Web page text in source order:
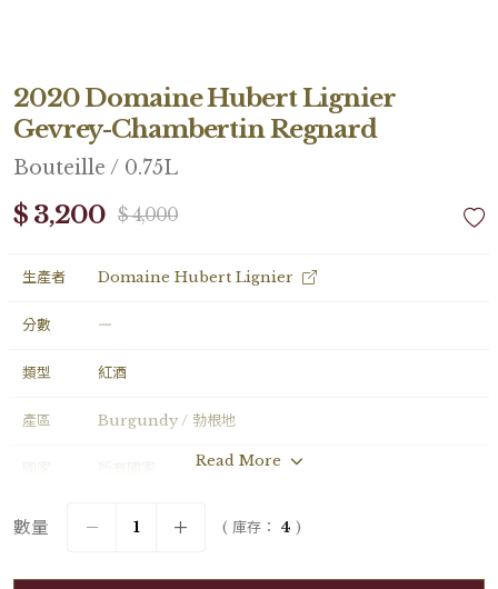
2020 Domaine Hubert Lignier
Gevrey-Chambertin Regnard
Bouteille / 0.75L
$ 3,200 $ 4,000
生產者 Domaine Hubert Lignier
分數 ―
類型 紅酒
產區 Burgundy / 勃根地
國家 所有國家
年份
Read More
數量 ( 庫存： 4 )